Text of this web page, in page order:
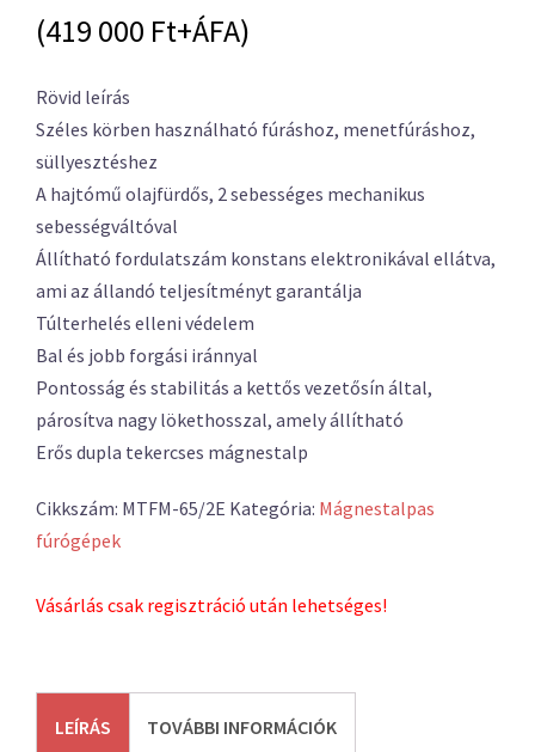
(419 000 Ft+ÁFA)
Rövid leírás
Széles körben használható fúráshoz, menetfúráshoz,
süllyesztéshez
A hajtómű olajfürdős, 2 sebességes mechanikus
sebességváltóval
Állítható fordulatszám konstans elektronikával ellátva,
ami az állandó teljesítményt garantálja
Túlterhelés elleni védelem
Bal és jobb forgási iránnyal
Pontosság és stabilitás a kettős vezetősín által,
párosítva nagy lökethosszal, amely állítható
Erős dupla tekercses mágnestalp
Cikkszám: MTFM-65/2E Kategória: Mágnestalpas
fúrógépek
Vásárlás csak regisztráció után lehetséges!
LEÍRÁS TOVÁBBI INFORMÁCIÓK